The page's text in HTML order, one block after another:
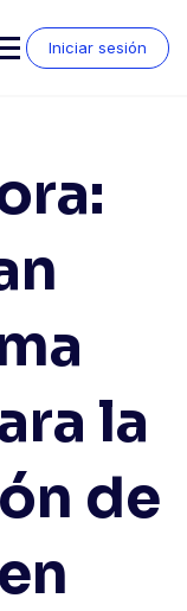
Iniciar sesión
la
de